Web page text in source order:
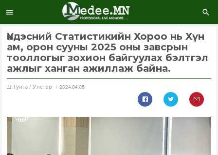
Үндэсний Статистикийн Хороо нь Хүн
ам, орон сууны 2025 оны завсрын
тооллогыг зохион байгуулах бэлтгэл
ажлыг ханган ажиллаж байна.
Д.Тулга / Улстөр 2024.04.05